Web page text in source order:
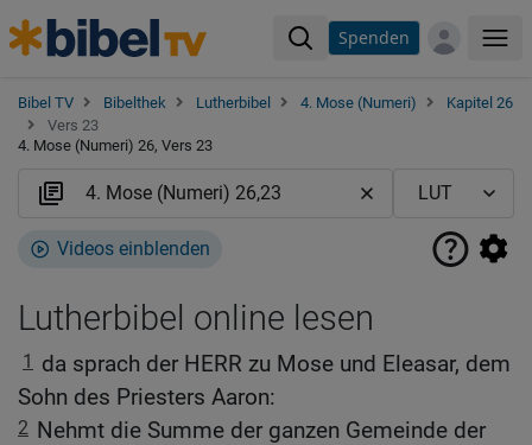
Spenden
Bibel TV Bibelthek Lutherbibel 4. Mose (Numeri)
Kapitel 26
Vers 23
4. Mose (Numeri) 26, Vers 23
Videos einblenden
Lutherbibel online lesen
1 da sprach der HERR zu Mose und Eleasar, dem
Sohn des Priesters Aaron:
2 Nehmt die Summe der ganzen Gemeinde der